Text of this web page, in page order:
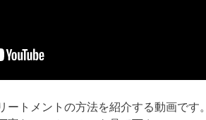
ートメントの方法を紹介する動画です。